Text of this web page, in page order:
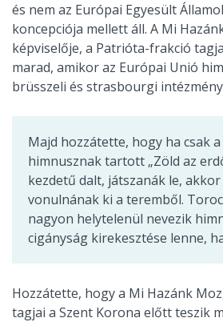
és nem az Európai Egyesült
koncepciója mellett áll. A Mi
képviselője, a Patrióta-frakció
marad, amikor az Európai Unió
brüsszeli és strasbourgi
Majd hozzátette, hogy ha csak
himnusznak tartott „Zöld az
kezdetű dalt, játszanák le,
vonulnának ki a teremből.
nagyon helytelenül nevezik
cigányság kirekesztése lenne,
Hozzátette, hogy a Mi Hazánk
tagjai a Szent Korona előtt teszik